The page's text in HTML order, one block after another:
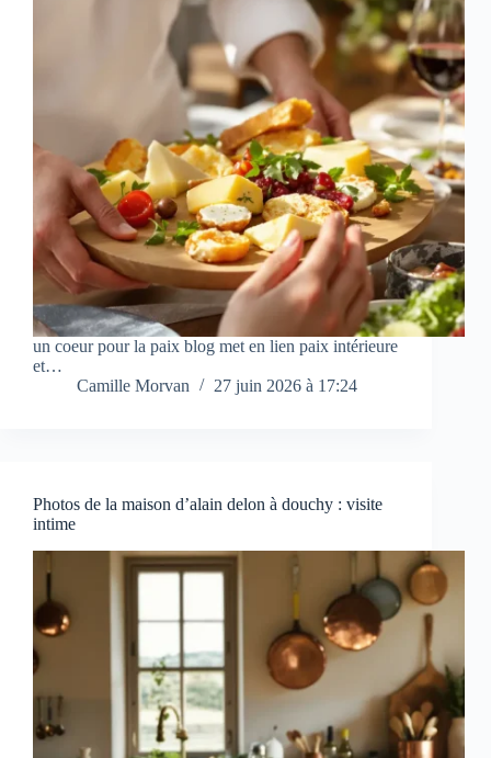
un coeur pour la paix blog met en lien paix intérieure
et…
Camille Morvan
27 juin 2026 à 17:24
Photos de la maison d’alain delon à douchy : visite
intime